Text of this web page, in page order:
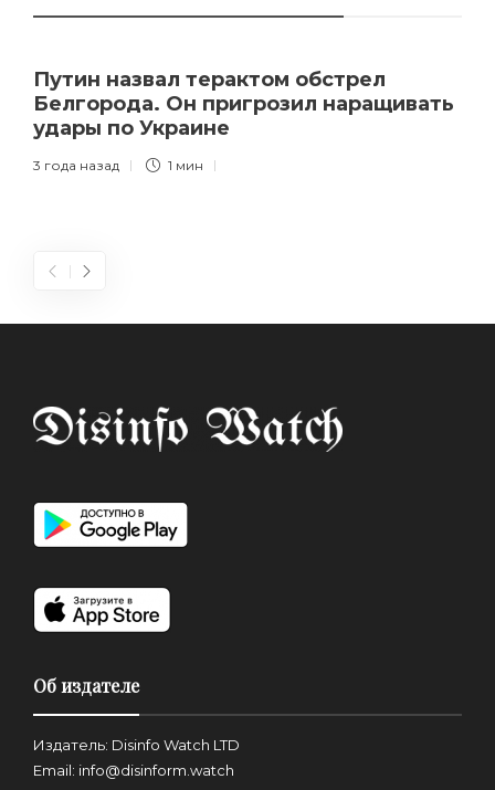
Путин назвал терактом обстрел
Белгорода. Он пригрозил наращивать
удары по Украине
3 года назад 1 мин
Об издателе
Издатель: Disinfo Watch LTD
Email: info@disinform.watch